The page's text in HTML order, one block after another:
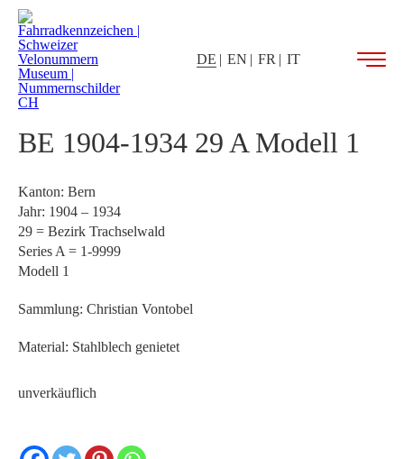
DE EN FR IT
BE 1904-1934 29 A Modell 1
Kanton: Bern
Jahr: 1904 – 1934
29 = Bezirk Trachselwald
Series A = 1-9999
Modell 1
Sammlung: Christian Vontobel
Material: Stahlblech genietet
unverkäuflich